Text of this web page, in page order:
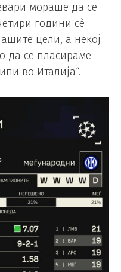
мораше да се
години сè
цели, а некој
да се пласираме
во Италија“.